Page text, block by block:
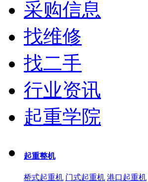
采购信息
找维修
找二手
行业资讯
起重学院
起重整机
桥式起重机 门式起重机 港口起重机